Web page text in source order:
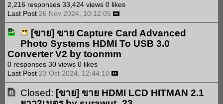
2,216 responses 33,424 views 0 likes
Last Post 26 Nov 2024, 10:12:05
[ขาย] ขาย Capture Card Advanced
Photo Systems HDMI To USB 3.0
Converter V2 by toonmm
0 responses 30 views 0 likes
Last Post 23 Oct 2024, 12:44:10
Closed: [ขาย] ขาย HDMI LCD HITMAN 2.1